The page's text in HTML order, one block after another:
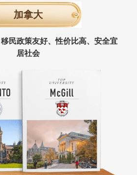
加拿大
民政策友好、性价比高、安全宜
居社会